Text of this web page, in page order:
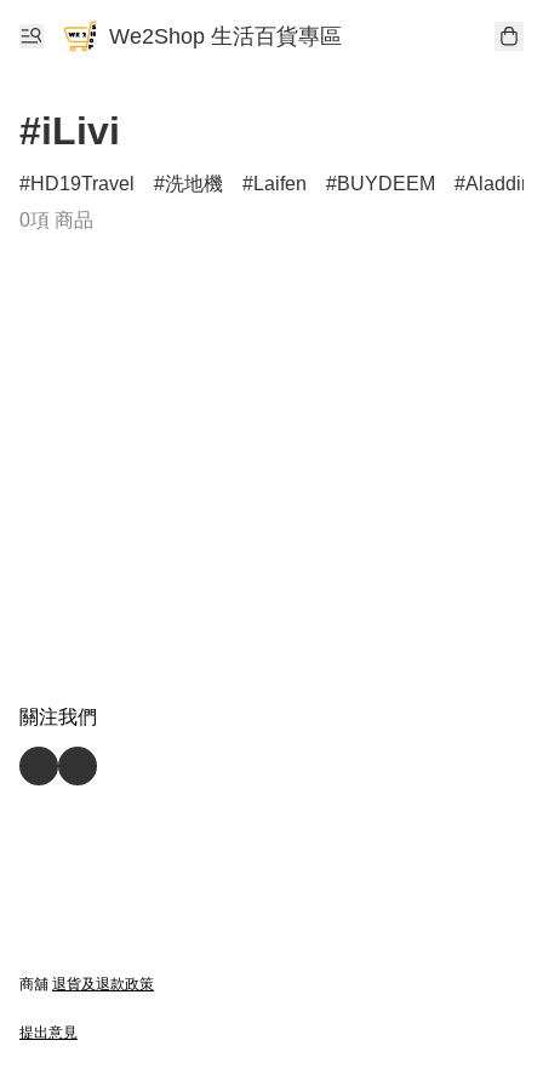
We2Shop 生活百貨專區
#iLivi
HD19Travel 洗地機 Laifen BUYDEEM
Aladdin
0項 商品
關注我們
商舖 退貨及退款政策
提出意見